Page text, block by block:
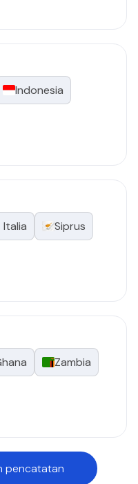
Indonesia
Italia
Siprus
Zambia
pencatatan